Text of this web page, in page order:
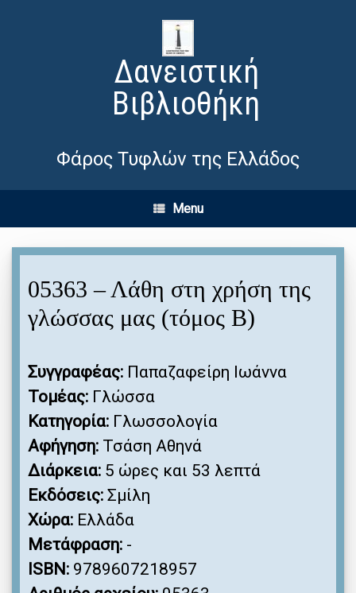
Δανειστική
Βιβλιοθήκη
Φάρος Τυφλών της Ελλάδος
Menu
05363 – Λάθη στη χρήση της
γλώσσας μας (τόμος Β)
Συγγραφέας: Παπαζαφείρη Ιωάννα
Τομέας: Γλώσσα
Κατηγορία: Γλωσσολογία
Αφήγηση: Τσάση Αθηνά
Διάρκεια: 5 ώρες και 53 λεπτά
Εκδόσεις: Σμίλη
Χώρα: Ελλάδα
Μετάφραση: -
ISBN: 9789607218957